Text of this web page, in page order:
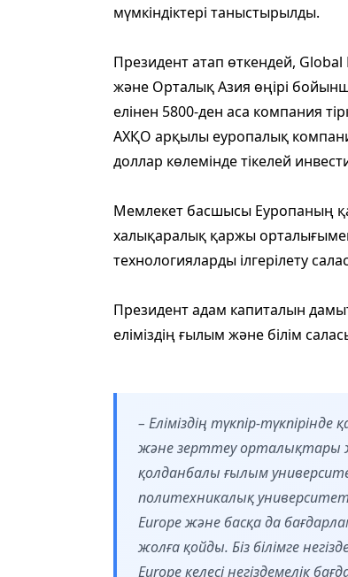
мүмкіндіктері таныстырылды.
Президент атап өткендей,
және Орталық Азия өңірі
елінен 5800-ден аса компания
АХҚО арқылы еуропалық
доллар көлемінде тікелей
Мемлекет басшысы Еуропаның
халықаралық қаржы
технологияларды ілгерілету
Президент адам капиталын
еліміздің ғылым және білім
– Еліміздің түкпір-
және зерттеу орталықтары
қолданбалы ғылым
политехникалық
Europe және басқа да
жолға қойды. Біз білімге
Europe келесі негіздемелік